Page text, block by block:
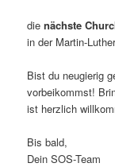
dienächste
in der Martin-
Bist du neugierig
vorbeikommst!
ist herzlich
Bis bald,
Dein SOS-Team